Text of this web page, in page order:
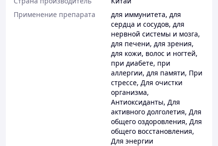
Применение препарата
для иммунитета, для
сердца и сосудов, для
нервной системы и мозга,
для печени, для зрения,
для кожи, волос и ногтей,
при диабете, при
аллергии, для памяти, При
стрессе, Для очистки
организма,
Антиоксиданты, Для
активного долголетия, Для
общего оздоровления, Для
общего восстановления,
Для энергии